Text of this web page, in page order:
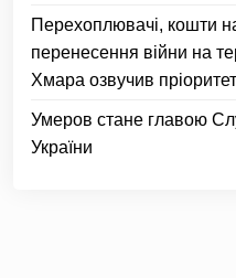
Перехоплювачі, кошти
перенесення війни на
Хмара озвучив
Умеров стане главою
України